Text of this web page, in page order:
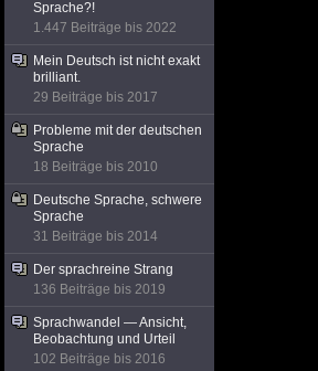
Sprache?!
1.447 Beiträge bis 2022
Mein Deutsch ist nicht exakt
brilliant.
29 Beiträge bis 2017
Probleme mit der deutschen
Sprache
18 Beiträge bis 2010
Deutsche Sprache, schwere
Sprache
31 Beiträge bis 2014
Der sprachreine Strang
136 Beiträge bis 2019
Sprachwandel — Ansicht,
Beobachtung und Urteil
102 Beiträge bis 2016